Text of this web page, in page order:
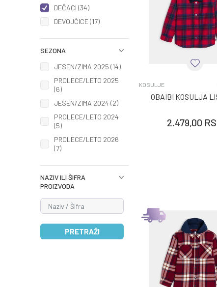
DEČACI (34)
DEVOJČICE (17)
SEZONA
JESEN/ZIMA 2025 (14)
PROLECE/LETO 2025
(6)
JESEN/ZIMA 2024 (2)
PROLECE/LETO 2024
(5)
PROLECE/LETO 2026
(7)
NAZIV ILI ŠIFRA
PROIZVODA
PRETRAŽI
KOSULJE
OBAIBI KOSULJA
2.479,00